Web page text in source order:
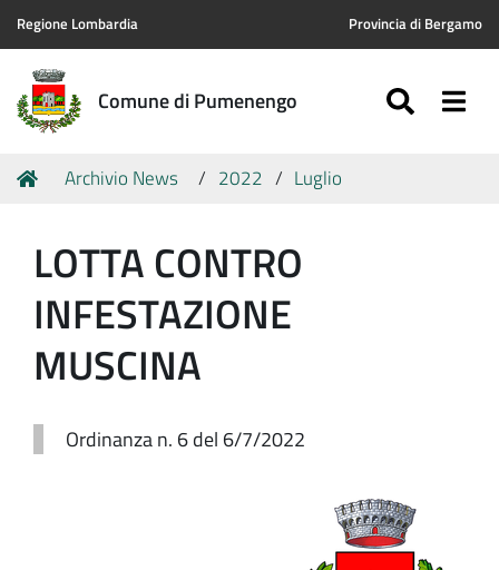
Regione Lombardia Provincia di Bergamo
Comune di Pumenengo
Tu
Home
Archivio News 2022 Luglio
LOTTA CONTRO
INFESTAZIONE
MUSCINA
Ordinanza n. 6 del 6/7/2022